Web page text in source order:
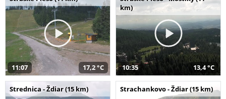
11:07 17,2 °C
km)
10:35 13,4 °C
Strednica - Ždiar (15 km) Strachankovo - Ždiar (15 km)